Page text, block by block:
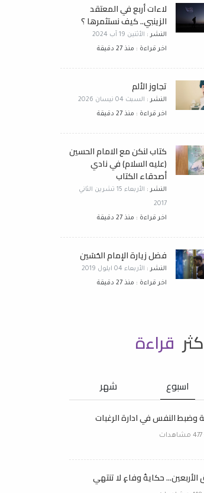
لاءات أربع في المعتقد
الزينبي.. كيف نستثمرها ؟
النشر : الأثنين 19 آب 2024
اخر قراءة : منذ 27 دقيقة
تجاوز الألم
النشر : السبت 04 نيسان 2026
اخر قراءة : منذ 27 دقيقة
كتاب لنكن مع الامام الحسين
(عليه السلام) في نادي
أصدقاء الكتاب
النشر :
الأربعاء 15 تشرين الثاني
2017
اخر قراءة : منذ 27 دقيقة
فضل زيارة الإمام الحُسَين
النشر : الأربعاء 04 ايلول 2019
اخر قراءة : منذ 27 دقيقة
قراءة
اسبوع شهر
وضبط النفس في ادارة الرغبات
حكايةُ وفاءٍ لا تنتهي